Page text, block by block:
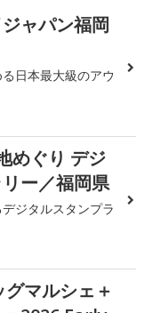
ャパン福岡
日本最大級のアウ
めぐり デジ
ー／福岡県
ジタルスタンプラ
マルシェ＋